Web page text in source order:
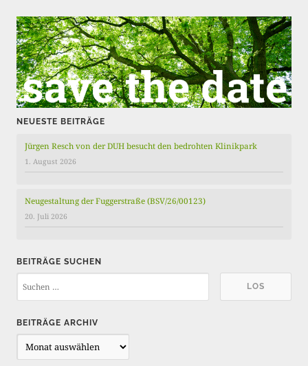
g
e
NEUESTE BEITRÄGE
Jürgen Resch von der DUH besucht den bedrohten Klinikpark
1. August 2026
Neugestaltung der Fuggerstraße (BSV/26/00123)
20. Juli 2026
BEITRÄGE SUCHEN
BEITRÄGE ARCHIV
e